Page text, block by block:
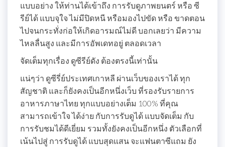
แบบอย่าง ให้ท่านได้เข้าถึง การรับดูภาพยนตร์ หรือ ซี
รีย์ได้ แบบจุใจ ไม่มีปิดหนี หรือมองไปขัด หรือ ขาดตอน
ไปจนกระทั่งก่อให้เกิดอารมณ์ไม่ดี บอกเลยว่า มีความ
ไหลลื่นสูง และมีการอัพเดทอยู่ ตลอดเวลา
จัดเต็มทุกเรื่อง ดูซีรีย์ดัง ต้องตรงนี้เท่านั้น
แน่ๆว่า ดูซีรี่ย์ประเทศเกาหลี ผ่านเว็บของเราได้ ทุก
สัญชาติ และก็ยังคงเป็นอีกหนึ่งเว็บ ที่รองรับรายการ
อาหารภาษาไทย ทุกแบบอย่างเต็ม 100% ที่คุณ
สามารถเข้าใจ ได้ง่าย กับการรับดูได้ แบบจัดเต็ม กับ
การรับชมได้ดีเยี่ยม รวมทั้งยังคงเป็นอีกหนึ่ง ตัวเลือกที่
เน้นไปสู่ การรับดูได้ แบบสุดแสน จะแฟนตาซีแถม ยัง